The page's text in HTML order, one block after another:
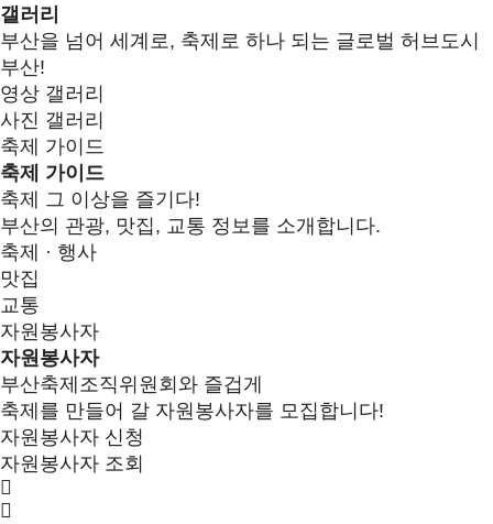
갤러리
부산을 넘어 세계로, 축제로 하나 되는 글로벌 허브도시
부산!
영상 갤러리
사진 갤러리
축제 가이드
축제 가이드
축제 그 이상을 즐기다!
부산의 관광, 맛집, 교통 정보를 소개합니다.
축제 · 행사
맛집
교통
자원봉사자
자원봉사자
부산축제조직위원회와 즐겁게
축제를 만들어 갈 자원봉사자를 모집합니다!
자원봉사자 신청
자원봉사자 조회